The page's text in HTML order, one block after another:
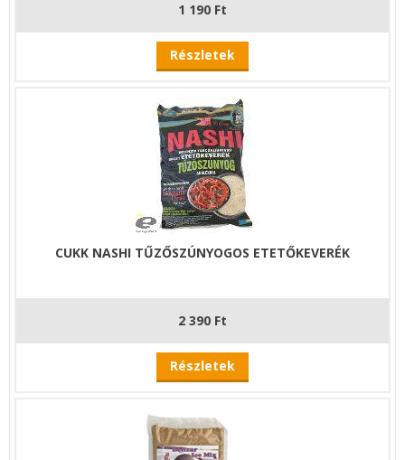
1 190 Ft
Részletek
CUKK NASHI TŰZŐSZÚNYOGOS ETETŐKEVERÉK
2 390 Ft
Részletek